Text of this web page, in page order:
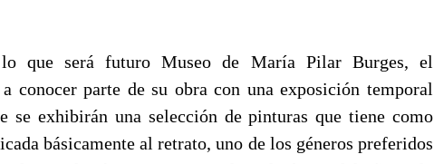
lo que será futuro Museo de María Pilar Burges, el
conocer parte de su obra con una exposición temporal
se exhibirán una selección de pinturas que tiene como
básicamente al retrato, uno de los géneros preferidos